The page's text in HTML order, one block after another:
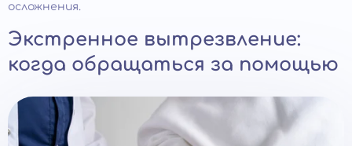
осложнения.
Экстренное вытрезвление:
когда обращаться за помощью